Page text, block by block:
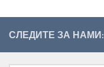
СЛЕДИТЕ ЗА НАМИ: